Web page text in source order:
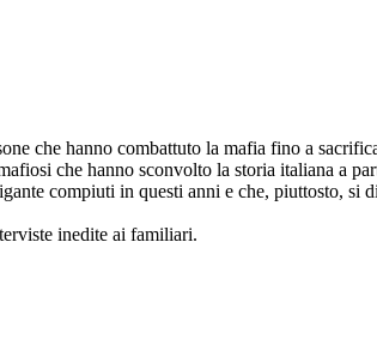
che hanno combattuto la mafia fino a
che hanno sconvolto la storia italiana a
compiuti in questi anni e che, piuttosto, si
inedite ai familiari.